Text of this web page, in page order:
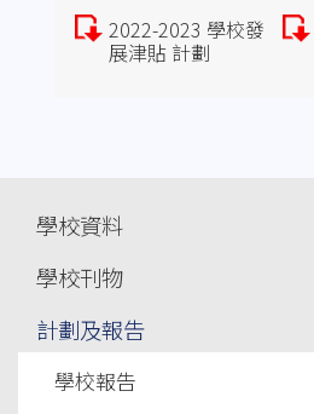
2022-2023 學校發
展津貼 計劃
navigation
學校資料
學校刊物
計劃及報告
學校報告